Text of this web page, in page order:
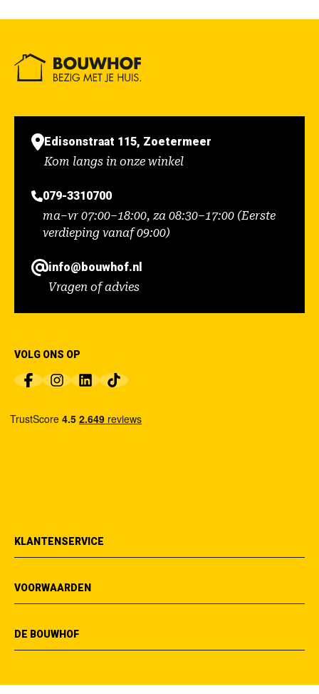
Edisonstraat 115, Zoetermeer
Kom langs in onze winkel
079-3310700
ma–vr 07:00–18:00, za 08:30–17:00 (Eerste
verdieping vanaf 09:00)
info@bouwhof.nl
Vragen of advies
VOLG ONS OP
KLANTENSERVICE
VOORWAARDEN
DE BOUWHOF